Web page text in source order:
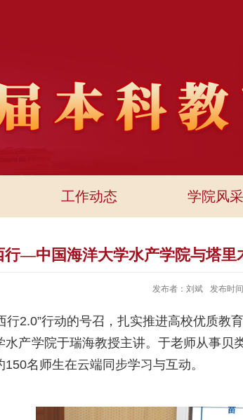
工作动态 学院风采
行—中国海洋大学水产学院与塔里
发布者：刘斌 发布时
行2.0”行动的号召，扎实推进高校优质教
水产学院于瑞海教授主讲。于老师从事贝
150名师生在云端同步学习与互动。